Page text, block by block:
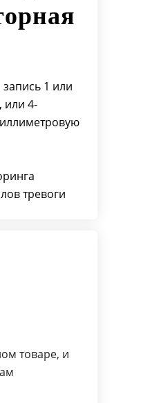
1 или
или 4-
тревоги
товаре, и